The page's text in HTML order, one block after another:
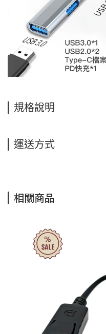
規格說明
運送方式
相關商品